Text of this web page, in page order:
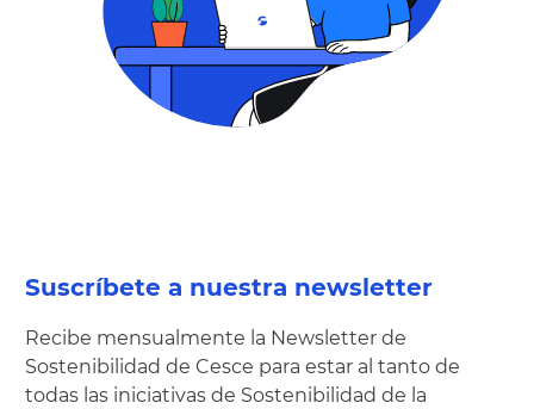
Suscríbete a nuestra newsletter
Recibe mensualmente la Newsletter de
Sostenibilidad de Cesce para estar al tanto de
todas las iniciativas de Sostenibilidad de la